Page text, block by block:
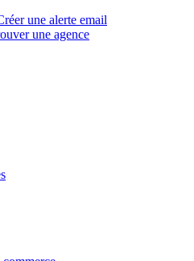
une alerte email
une agence